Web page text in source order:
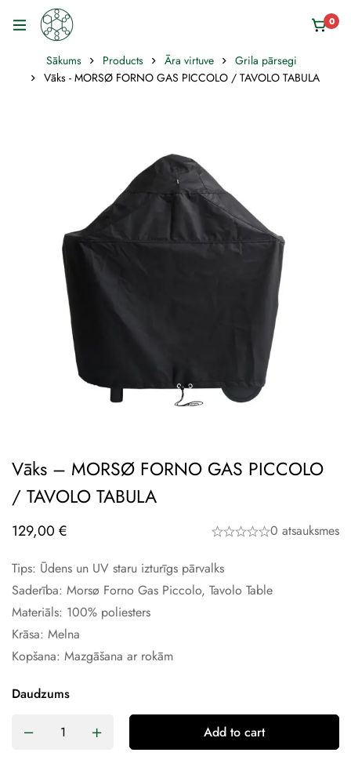
0
Sākums Products Āra virtuve
Grila pārsegi
Vāks - MORSØ FORNO GAS PICCOLO / TAVOLO TABULA
Vāks – MORSØ FORNO GAS PICCOLO
/ TAVOLO TABULA
129,00 € 0 atsauksmes
Tips: Ūdens un UV staru izturīgs pārvalks
Saderība: Morsø Forno Gas Piccolo, Tavolo Table
Materiāls: 100% poliesters
Krāsa: Melna
Kopšana: Mazgāšana ar rokām
Daudzums
Add to cart